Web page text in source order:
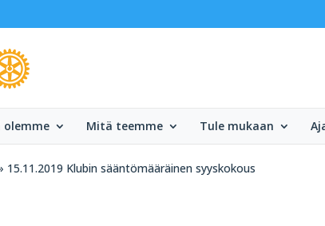
olemme Mitä teemme Tule mukaan
15.11.2019 Klubin sääntömääräinen syyskokous